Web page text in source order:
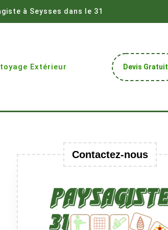
à Seysses dans le 31
Extérieur Devis Gratuit
Contactez-nous